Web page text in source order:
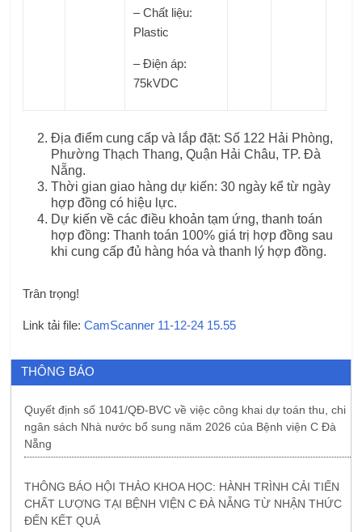
– Chất liệu:
Plastic
– Điện áp:
75kVDC
Địa điểm cung cấp và lắp đặt: Số 122 Hải Phòng,
Phường Thạch Thang, Quận Hải Châu, TP. Đà
Nẵng.
Thời gian giao hàng dự kiến: 30 ngày kể từ ngày
hợp đồng có hiệu lực.
Dự kiến về các điều khoản tạm ứng, thanh toán
hợp đồng: Thanh toán 100% giá trị hợp đồng sau
khi cung cấp đủ hàng hóa và thanh lý hợp đồng.
Trân trọng!
Link tải file:CamScanner 11-12-24 15.55
THÔNG BÁO
Quyết định số 1041/QĐ-BVC về việc công khai dự toán thu, chi
ngân sách Nhà nước bổ sung năm 2026 của Bệnh viện C Đà
Nẵng
THÔNG BÁO HỘI THẢO KHOA HỌC: HÀNH TRÌNH CẢI TIẾN
CHẤT LƯỢNG TẠI BỆNH VIỆN C ĐÀ NẴNG TỪ NHẬN THỨC
ĐẾN KẾT QUẢ